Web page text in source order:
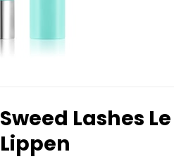
Sweed Lashes
Lippen